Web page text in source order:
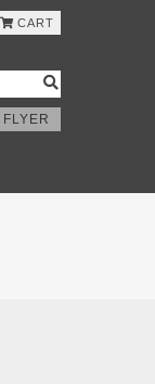
CART
FLYER